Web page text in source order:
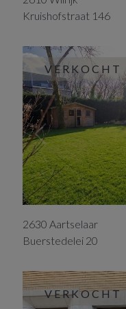
Kruishofstraat 146
VERKOCHT
2630 Aartselaar
Buerstedelei 20
VERKOCHT